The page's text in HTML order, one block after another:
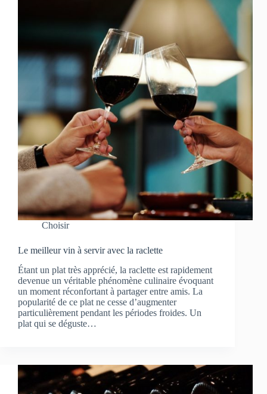
Choisir
Le meilleur vin à servir avec la raclette
Étant un plat très apprécié, la raclette est rapidement
devenue un véritable phénomène culinaire évoquant
un moment réconfortant à partager entre amis. La
popularité de ce plat ne cesse d’augmenter
particulièrement pendant les périodes froides. Un
plat qui se déguste…